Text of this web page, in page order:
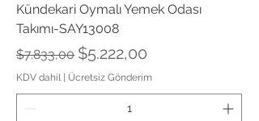
Kündekari Oymalı Yemek Odası
Takımı-SAY13008
Normal Fiyat
$7.833,00 İndirimli Fiyat
$5.222,00
KDV dahil | Ücretsiz Gönderim